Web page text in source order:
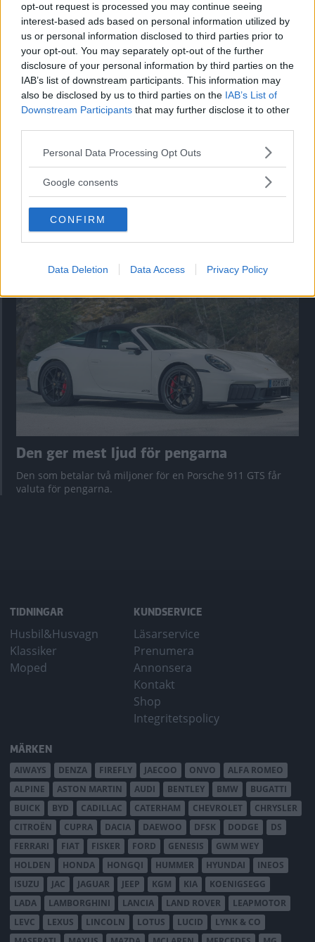
opt-out request is processed you may continue seeing
interest-based ads based on personal information utilized by
us or personal information disclosed to third parties prior to
your opt-out. You may separately opt-out of the further
disclosure of your personal information by third parties on the
IAB’s list of downstream participants. This information may
also be disclosed by us to third parties on the IAB’s List of
Downstream Participants that may further disclose it to other
Please note that this website/app uses one or more Google
not limited to your visit or usage behaviour. You may click to
use your data for below specified purposes in below Google
consent section.
Personal Data Processing Opt Outs
Google consents
CONFIRM
Data Deletion Data Access Privacy Policy
”God chans att bli ny favorit”
Utbudet av terrängdugliga kombibilar har krympt men fylls
nu på av eldrivna Toyota bZ4X Touring. Vi provkör.
Så står sig nya Toyota RAV4
Vi ställe nykomlingen mot Audi Q3 och Mazda CX-5.
Den ger mest ljud för pengarna
Den som betalar två miljoner för en Porsche 911 GTS får
valuta för pengarna.
TIDNINGAR
Husbil&Husvagn
Klassiker
Moped
KUNDSERVICE
Läsarservice
Prenumera
Annonsera
Kontakt
Shop
Integritetspolicy
MÄRKEN
AIWAYS DENZA FIREFLY JAECOO ONVO
ALFA ROMEO
ALPINE
ASTON MARTIN AUDI BENTLEY BMW
BUGATTI
BUICK
BYD CADILLAC CATERHAM CHEVROLET
CHRYSLER
CITROËN
CUPRA DACIA DAEWOO DFSK DODGE
DS
FERRARI
FIAT FISKER FORD GENESIS
GWM WEY
HOLDEN
HONDA HONGQI HUMMER HYUNDAI
INEOS
ISUZU
JAC JAGUAR JEEP KGM KIA
KOENIGSEGG
LADA
LAMBORGHINI LANCIA LAND ROVER
LEAPMOTOR
LEVC
LEXUS LINCOLN LOTUS LUCID
LYNK & CO